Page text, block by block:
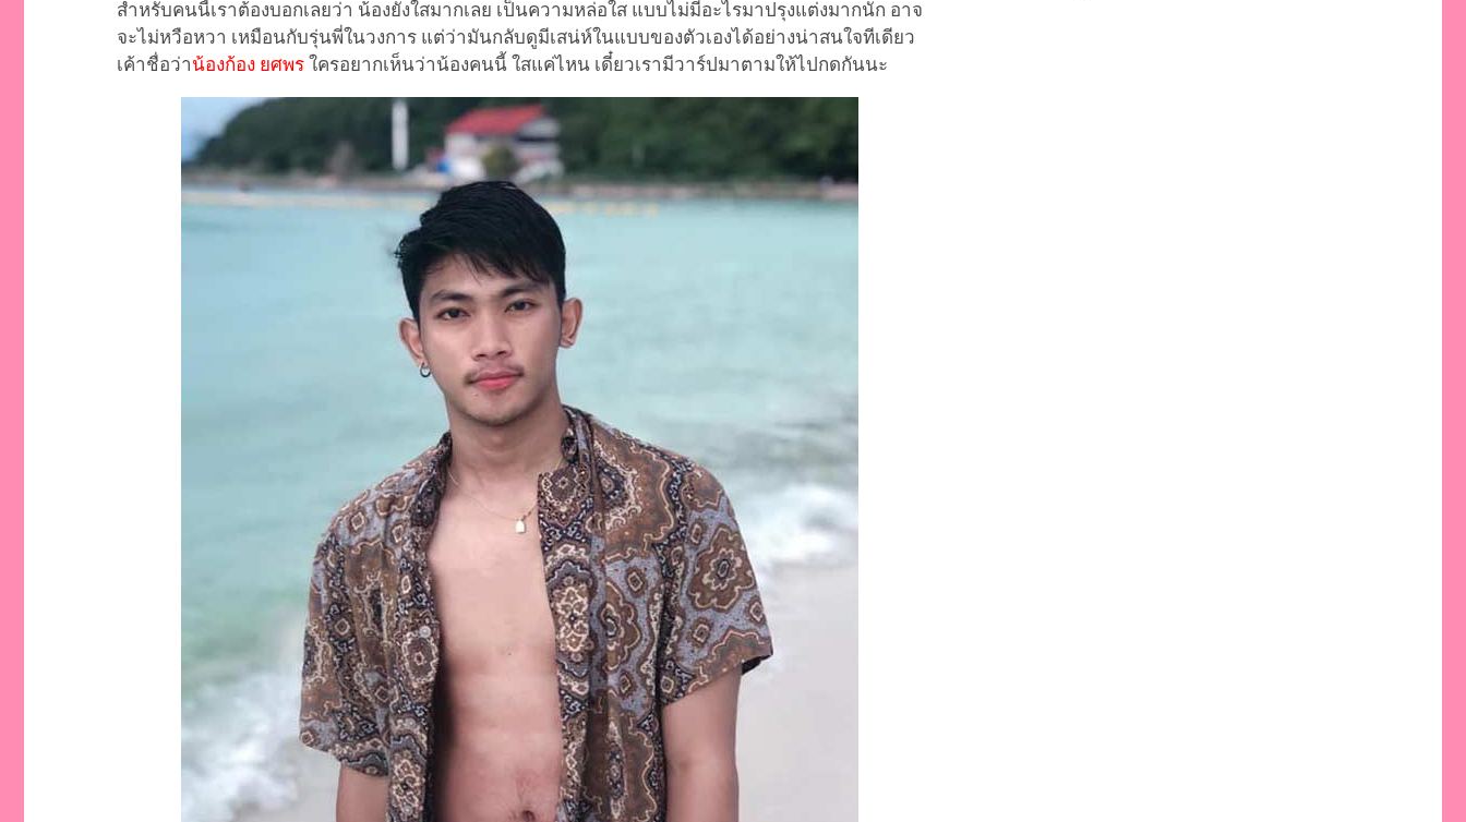
สำหรับคนนี้เราต้องบอกเลยว่า น้องยังใสมากเลย เป็นความหล่อใส แบบไม่มีอะไรมาปรุงแต่งมากนัก อาจ
จะไม่หวือหวา เหมือนกับรุ่นพี่ในวงการ แต่ว่ามันกลับดูมีเสน่ห์ในแบบของตัวเองได้อย่างน่าสนใจทีเดียว
เค้าชื่อว่าน้องก้อง ยศพร ใครอยากเห็นว่าน้องคนนี้ ใสแค่ไหน เดี๋ยวเรามีวาร์ปมาตามให้ไปกดกันนะ